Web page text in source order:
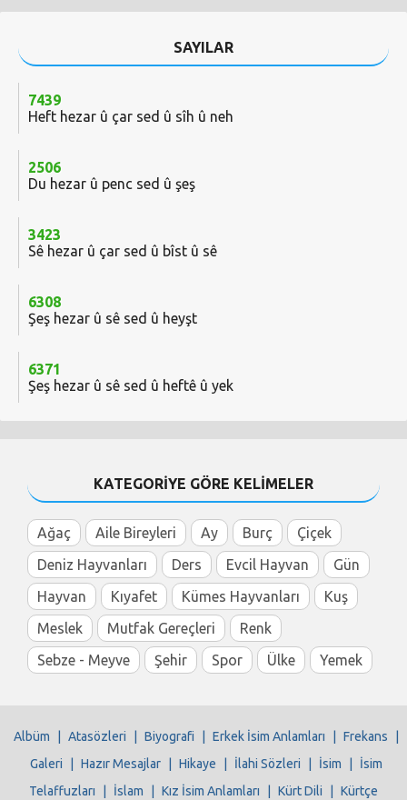
SAYILAR
7439
Heft hezar û çar sed û sîh û neh
2506
Du hezar û penc sed û şeş
3423
Sê hezar û çar sed û bîst û sê
6308
Şeş hezar û sê sed û heyşt
6371
Şeş hezar û sê sed û heftê û yek
KATEGORİYE GÖRE KELİMELER
Ağaç Aile Bireyleri Ay Burç
Çiçek
Deniz Hayvanları
Ders Evcil Hayvan
Gün
Hayvan
Kıyafet Kümes Hayvanları
Kuş
Meslek
Mutfak Gereçleri
Renk
Sebze - Meyve
Şehir Spor Ülke Yemek
Albüm Atasözleri Biyografi Erkek İsim Anlamları Frekans
Galeri
Hazır Mesajlar Hikaye İlahi Sözleri İsim
İsim
Telaffuzları
İslam Kız İsim Anlamları Kürt Dili
Kürtçe